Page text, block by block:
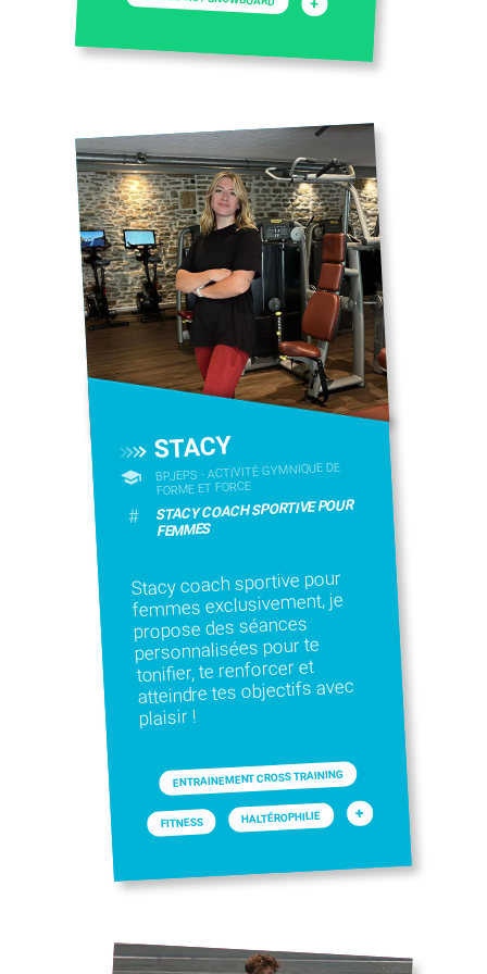
STACY
BPJEPS - ACTIVITÉ GYMNIQUE DE
FORME ET FORCE
# STACY COACH SPORTIVE POUR
FEMMES
Stacy coach sportive pour
femmes exclusivement, je
propose des séances
personnalisées pour te
tonifier, te renforcer et
atteindre tes objectifs avec
plaisir !
ENTRAINEMENT CROSS TRAINING
FITNESS HALTÉROPHILIE +